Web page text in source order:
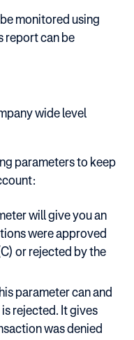
monitored using
report can be
wide level
parameters to keep
will give you an
were approved
or rejected by the
parameter can and
rejected. It gives
was denied